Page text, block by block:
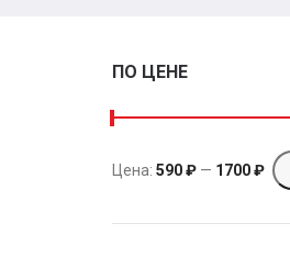
ПО ЦЕНЕ
Цена: 590 ₽ — 1700 ₽